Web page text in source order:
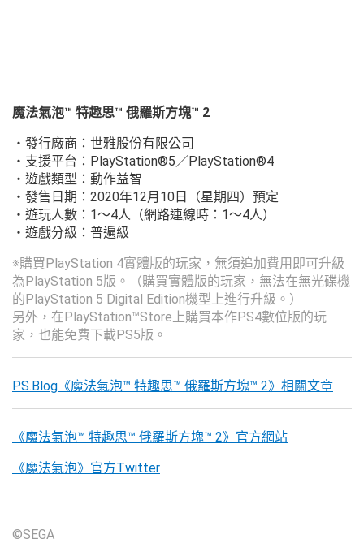
魔法氣泡™ 特趣思™ 俄羅斯方塊™ 2
・發行廠商：世雅股份有限公司
・支援平台：PlayStation®5／PlayStation®4
・遊戲類型：動作益智
・發售日期：2020年12月10日（星期四）預定
・遊玩人數：1～4人（網路連線時：1～4人）
・遊戲分級：普遍級
※購買PlayStation 4實體版的玩家，無須追加費用即可升級
為PlayStation 5版。（購買實體版的玩家，無法在無光碟機
的PlayStation 5 Digital Edition機型上進行升級。）
另外，在PlayStation™Store上購買本作PS4數位版的玩
家，也能免費下載PS5版。
PS.Blog《魔法氣泡™ 特趣思™ 俄羅斯方塊™ 2》相關文章
《魔法氣泡™ 特趣思™ 俄羅斯方塊™ 2》官方網站
《魔法氣泡》官方Twitter
©SEGA